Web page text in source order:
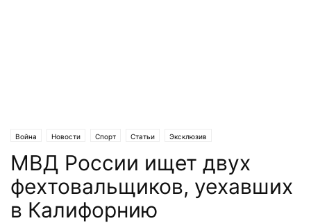
Война Новости Спорт Статьи Эксклюзив
МВД России ищет двух
фехтовальщиков, уехавших
в Калифорнию